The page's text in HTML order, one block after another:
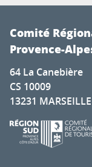
Comité
Provence-
64 La Canebière
CS 10009
13231